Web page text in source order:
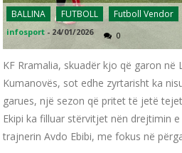
BALLINA FUTBOLL Futboll Vendor
infosport - 24/01/2026 0
KF Rramalia, skuadër kjo që garon në
Kumanovës, sot edhe zyrtarisht ka
garues, një sezon që pritet të jetë
Ekipi ka filluar stërvitjet nën drejtimin
trajnerin Avdo Ebibi, me fokus në